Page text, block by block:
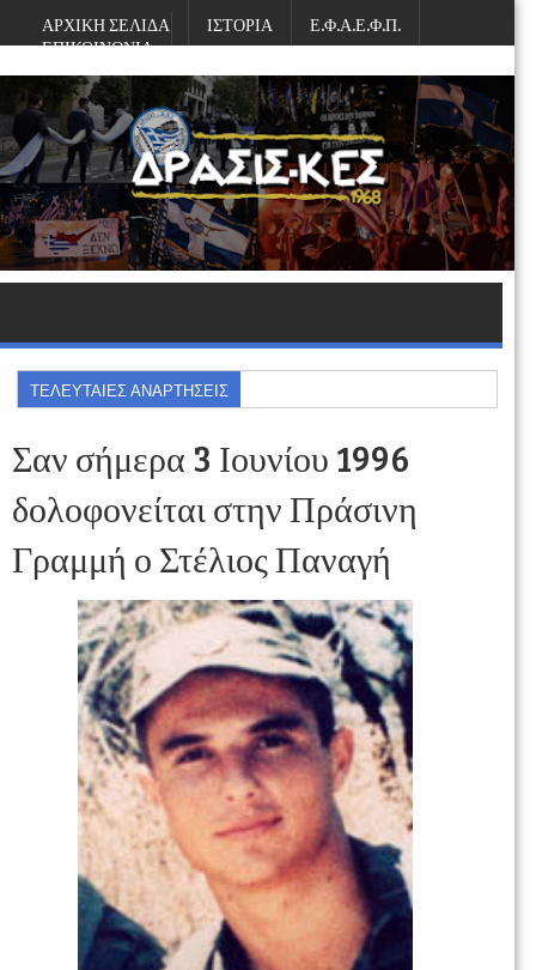
ΑΡΧΙΚΗ ΣΕΛΙΔΑ ΙΣΤΟΡΙΑ
Ε.Φ.Α.Ε.Φ.Π.
ΕΠΙΚΟΙΝΩΝΙΑ
Παρασκευή, Αυγούστου 07, 2026
ΤΕΛΕΥΤΑΙΕΣ ΑΝΑΡΤΗΣΕΙΣ
Σαν σήμερα 3 Ιουνίου 1996
δολοφονείται στην Πράσινη
Γραμμή ο Στέλιος Παναγή